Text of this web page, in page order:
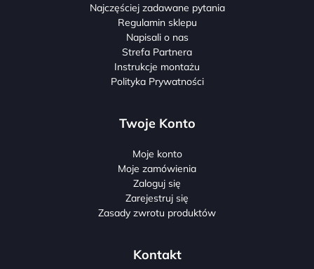
Najczęściej zadawane pytania
Regulamin sklepu
Napisali o nas
Strefa Partnera
Instrukcje montażu
Polityka Prywatności
Twoje Konto
Moje konto
Moje zamówienia
Zaloguj się
Zarejestruj się
Zasady zwrotu produktów
Kontakt